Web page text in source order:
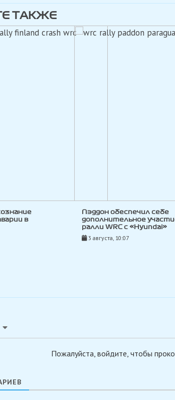
ТАКЖЕ
в
Пэддон обеспечил себе
дополнительное
ралли WRC с «Hyundai»
3 августа, 10:07
Пожалуйста, войдите, чтобы